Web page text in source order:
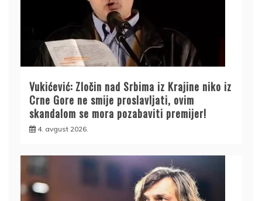
Vukićević: Zločin nad Srbima iz Krajine niko iz
Crne Gore ne smije proslavljati, ovim
skandalom se mora pozabaviti premijer!
4. avgust 2026.